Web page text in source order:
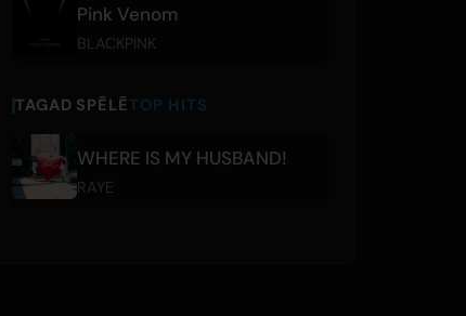
Pink Venom
BLACKPINK
TAGAD SPĒLĒTOP HITS
WHERE IS MY HUSBAND!
RAYE